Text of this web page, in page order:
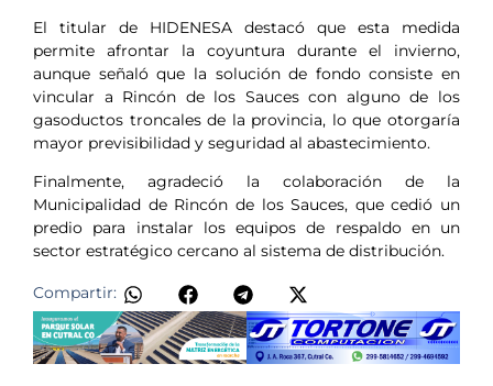
El titular de HIDENESA destacó que esta medida
permite afrontar la coyuntura durante el invierno,
aunque señaló que la solución de fondo consiste en
vincular a Rincón de los Sauces con alguno de los
gasoductos troncales de la provincia, lo que otorgaría
mayor previsibilidad y seguridad al abastecimiento.
Finalmente, agradeció la colaboración de la
Municipalidad de Rincón de los Sauces, que cedió un
predio para instalar los equipos de respaldo en un
sector estratégico cercano al sistema de distribución.
Compartir: